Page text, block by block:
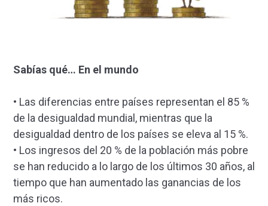
Sabías qué… En el mundo
• Las diferencias entre países representan el 85 %
de la desigualdad mundial, mientras que la
desigualdad dentro de los países se eleva al 15 %.
• Los ingresos del 20 % de la población más pobre
se han reducido a lo largo de los últimos 30 años, al
tiempo que han aumentado las ganancias de los
más ricos.